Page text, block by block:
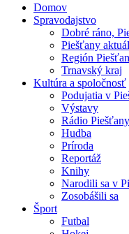
Domov
Spravodajstvo
Dobré ráno,
Piešťany
Región
Trnavský kraj
Kultúra a spoločnosť
Podujatia v
Výstavy
Rádio Piešťany
Hudba
Príroda
Reportáž
Knihy
Narodili sa v
Zosobášili sa
Šport
Futbal